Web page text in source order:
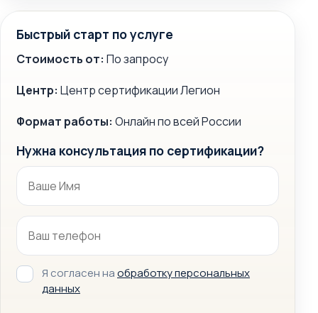
Быстрый старт по услуге
Стоимость от: По запросу
Центр: Центр сертификации Легион
Формат работы: Онлайн по всей России
Нужна консультация по сертификации?
Я согласен наобработку персональных
данных